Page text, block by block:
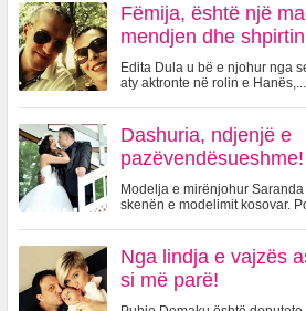
Fëmija, është një
mendjen dhe
Edita Dula u bë e njohur nga
aty aktronte në rolin e Hanës,...
Dashuria, ndjenjë e
pazëvendësueshme!
Modelja e mirënjohur
skenën e modelimit kosovar.
Nga lindja e vajzës
si më parë!